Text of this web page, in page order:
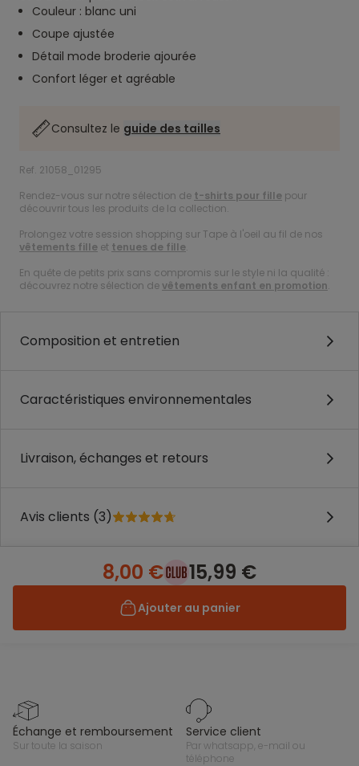
Couleur : blanc uni
Coupe ajustée
Détail mode broderie ajourée
Confort léger et agréable
Consultez le guide des tailles
Ref. 21058_01295
Rendez-vous sur notre sélection de t-shirts pour fille pour
découvrir tous les produits de la collection.
Prolongez votre session shopping sur Tape à l'oeil au fil de nos
vêtements fille et tenues de fille.
En quête de petits prix sans compromis sur le style ni la qualité :
découvrez notre sélection devêtements enfant en promotion.
Composition et entretien
Caractéristiques environnementales
Livraison, échanges et retours
Avis clients (3)
8,00 € 15,99 €
Ajouter au panier
échange et remboursement
sur toute la saison
service client
par whatsapp, e-mail ou
téléphone